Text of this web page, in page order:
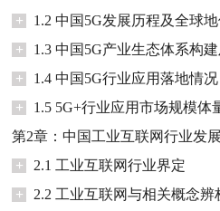
+
1.2 中国5G发展历程及全球
+
1.3 中国5G产业生态体系构
+
1.4 中国5G行业应用落地情况
+
1.5 5G+行业应用市场规模体
第2章：中国工业互联网行业发
+
2.1 工业互联网行业界定
+
2.2 工业互联网与相关概念辨